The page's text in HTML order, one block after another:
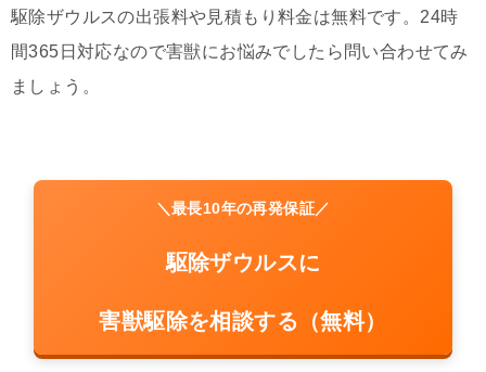
駆除ザウルスの出張料や見積もり料金は無料です。24時
間365日対応なので害獣にお悩みでしたら問い合わせてみ
ましょう。
＼最長10年の再発保証／
駆除ザウルスに
害獣駆除を相談する（無料）